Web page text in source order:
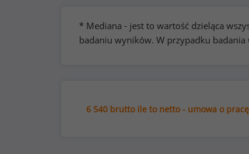
* Mediana - jest to wartość dzieląca
badaniu wyników. W przypadku badania
6 540 brutto ile to netto - umowa o pracę